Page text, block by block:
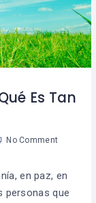
Es Tan
No Comment
en paz, en
personas que